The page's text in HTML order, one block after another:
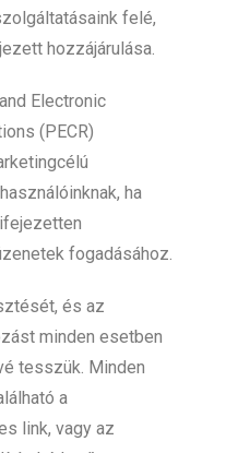
felé,
hozzájárulása.
Electronic
(PECR)
ha
fogadásához.
és az
minden esetben
tesszük. Minden
a
link, vagy az